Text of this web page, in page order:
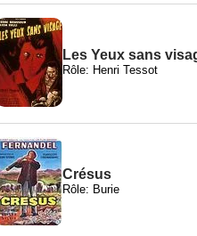
Les Yeux sans
Rôle: Henri Tessot
Crésus
Rôle: Burie